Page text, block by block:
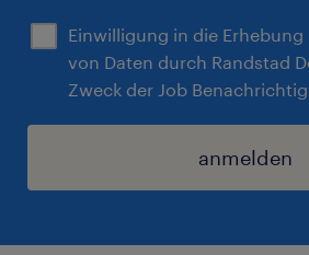
Einwilligung in die
von Daten durch Randstad
Zweck der Job
anmelden